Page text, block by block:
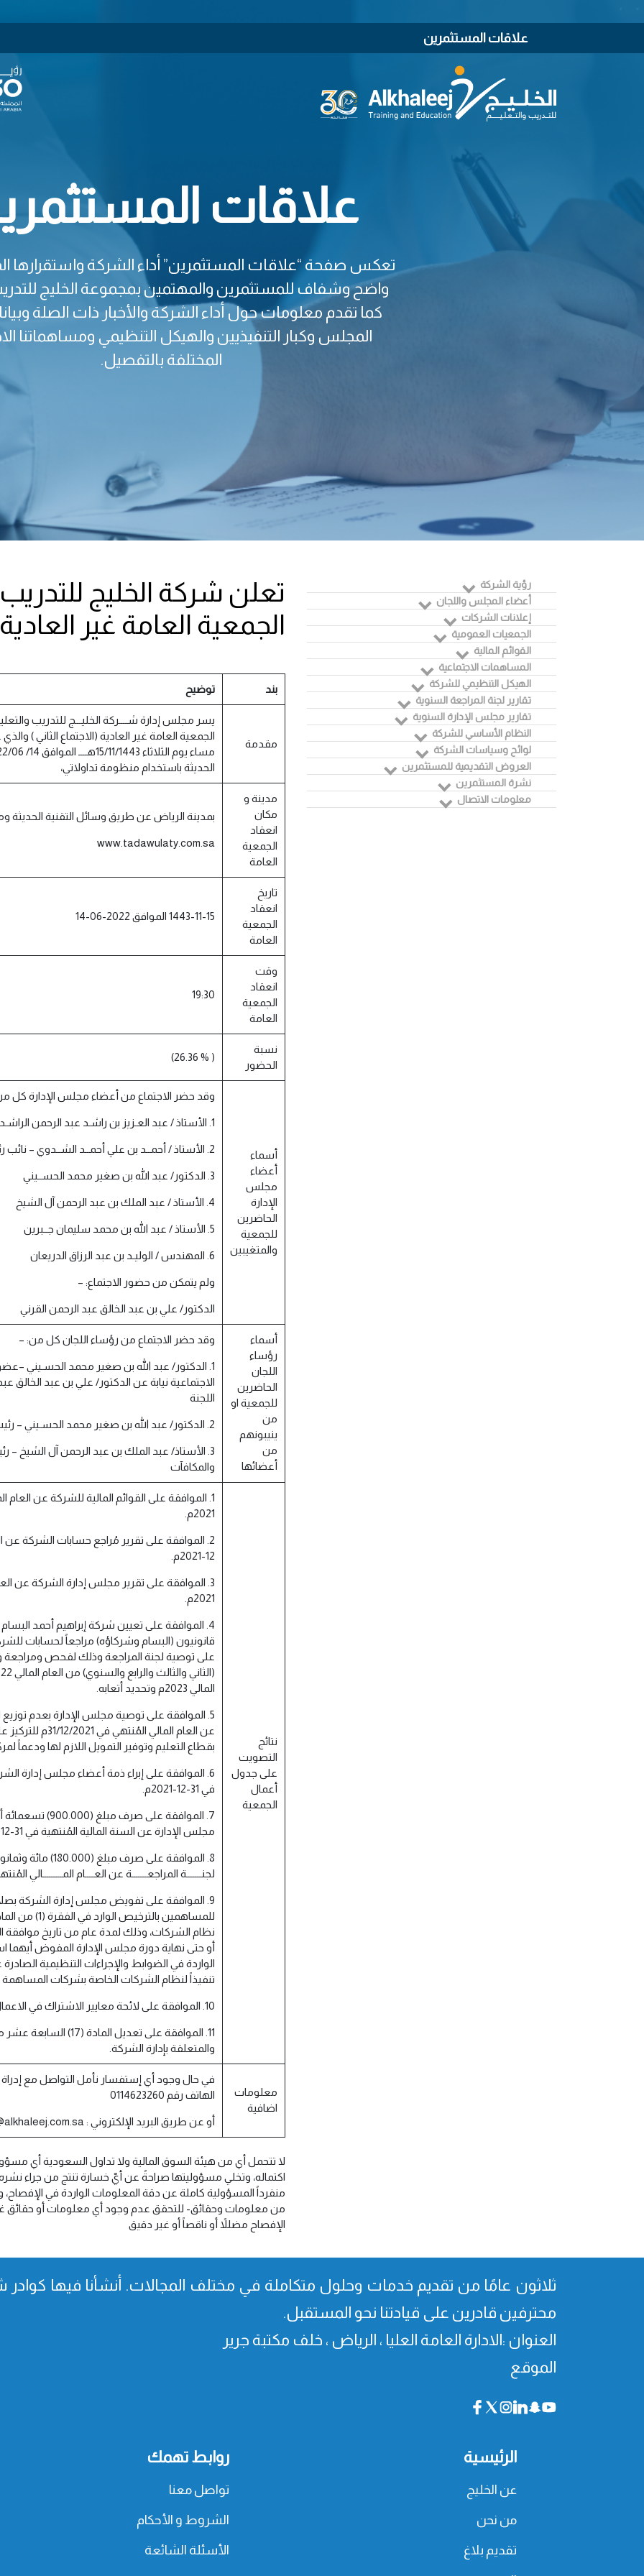
علاقات المستثمرين
علاقات
تعكس صفحة “علاقات المستثمرين” أداء الشركة واستقرارها
واضح وشفاف للمستثمرين والمهتمين بمجموعة الخليج
كما تقدم معلومات حول أداء الشركة والأخبار ذات الصلة
المجلس وكبار التنفيذيين والهيكل التنظيمي ومساهماتنا
المختلفة بالتفصيل.
تعلن شركة الخليج للتدريب
الجمعية العامة غير العادية
بند توضيح
مقدمة
يسر مجلس إدارة شــــركة الخليـــج للتدريب
الحديثة باستخدام منظومة تداولاتي،
مدينة و
مكان
انعقاد
الجمعية
العامة
بمدينة الرياض عن طريق وسائل التقنية الحديثة
www.tadawulaty.com.sa
تاريخ
انعقاد
الجمعية
العامة
1443-11-15 الموافق 2022-06-14
وقت
انعقاد
الجمعية
العامة
19:30
نسبة
الحضور
( % 26.36)
أسماء
أعضاء
مجلس
الإدارة
الحاضرين
للجمعية
والمتغيبين
وقد حضر الاجتماع من أعضاء مجلس الإدارة كل
1. الأستاذ / عبد العـزيز بن راشـد عبد الرحمن الراشـد – رئيس مجلس الإدارة
2. الأستاذ / أحمــد بن علي أحمــد الشــدوي – نائب رئيس المجلس
3. الدكتور/ عبد الله بن صغير محمد الحســيني
4. الأستاذ / عبد الملك بن عبد الرحمن آل الشيخ
5. الأستاذ / عبد الله بن محمد سليمان جــبرين
6. المهندس / الوليـد بن عبد الرزاق الدريعان
ولم يتمكن من حضور الاجتماع: –
الدكتور/ علي بن عبد الخالق عبد الرحمن القرني
أسماء
رؤساء
اللجان
الحاضرين
للجمعية او
من
ينيبونهم
من
أعضائها
وقد حضر الاجتماع من رؤساء اللجان كل من: –
1. الدكتور/ عبد الله بن صغير محمد الحسـيني
الاجتماعية نيابة عن الدكتور/ علي بن عبد الخالق
اللجنة
2. الدكتور/ عبد الله بن صغير محمد الحسـيني – رئيس لجنة المراجعة
3. الأستاذ/ عبد الملك بن عبد الرحمن آل الشيخ –
والمكافآت
نتائج
التصويت
على جدول
أعمال
الجمعية
2021م.
12-2021م.
2021م.
4. الموافقة على تعيين شركة إبراهيم أحمد
قانونيون (البسام وشركاؤه) مراجعاً لحسابات
على توصية لجنة المراجعة وذلك لفحص ومراجعة
المالي 2023م وتحديد أتعابه.
5. الموافقة على توصية مجلس الإدارة بعدم
عن العام المالي
بقطاع التعليم وتوفير التمويل اللازم لها ودعماً
6. الموافقة على إبراء ذمة أعضاء مجلس إدارة
في 31-12-2021م.
7. الموافقة على صرف
مجلس الإدارة عن السنة المالية المُنتهية في 31-12-2021م .
8. الموافقة على صرف
لجنـــــــة المراجعـــــــة عن العــــام المـــــــــالي المُنتهي في
9. الموافقة على تفويض مجلس إدارة الشركة
للمساهمين
نظام الشركات، وذلك لمدة عام من تاريخ موافقة
أو حتى نهاية دورة مجلس الإدارة المفوض
الواردة في الضوابط والإجراءات التنظيمية
تنفيذاً لنظام الشركات الخاصة بشركات المساهمة
10. الموافقة على لائحة معايير الاشتراك في الاعمال المنافسة لأعمال الشركة
11. الموافقة على تعديل
والمتعلقة بإدارة الشركة.
معلومات
اضافية
في حال وجود أي إستفسار نأمل التواصل مع
الهاتف رقم 0114623260
أو عن طريق البريد الإلكتروني : adel-amin@alkhaleej.com.sa
لا تتحمل أي من هيئة السوق المالية ولا تداول السعودية أي
اكتماله، وتخلي مسؤوليتها صراحةً عن أيّ خسارة تنتج من جراء
منفرداً المسؤولية كاملة عن دقة المعلومات الواردة في الإفصاح،
من معلومات وحقائق- للتحقق عدم وجود أي معلومات أو حقائق
الإفصاح مضللاً أو ناقصاً أو غير دقيق
رؤية الشركة
أعضاء المجلس واللجان
إعلانات الشركات
الجمعيات العمومية
القوائم المالية
المساهمات الاجتماعية
الهيكل التنظيمي للشركة
تقارير لجنة المراجعة السنوية
تقارير مجلس الإدارة السنوية
النظام الأساسي للشركة
لوائح وسياسات الشركة
العروض التقديمية للمستثمرين
نشرة المستثمرين
معلومات الاتصال
ثلاثون عامًا من تقدیم خدمات وحلول متكاملة في مختلف المجالات. أنشأنا فیھا كوادر
محترفین قادرین على قیادتنا نحو المستقبل.
العنوان :الادارة العامة العليا ، الرياض ، خلف مكتبة جرير
الموقع
الرئيسية
عن الخليج
من نحن
تقديم بلاغ
روابط تهمك
تواصل معنا
الشروط و الأحكام
الأسئلة الشائعة